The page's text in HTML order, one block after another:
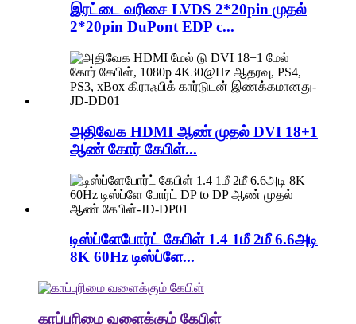
இரட்டை வரிசை LVDS 2*20pin முதல்
2*20pin DuPont EDP c...
அதிவேக HDMI ஆண் முதல் DVI 18+1
ஆண் கோர் கேபிள்...
டிஸ்ப்ளேபோர்ட் கேபிள் 1.4 1மீ 2மீ 6.6அடி
8K 60Hz டிஸ்ப்ளே...
காப்புரிமை வளைக்கும் கேபிள்